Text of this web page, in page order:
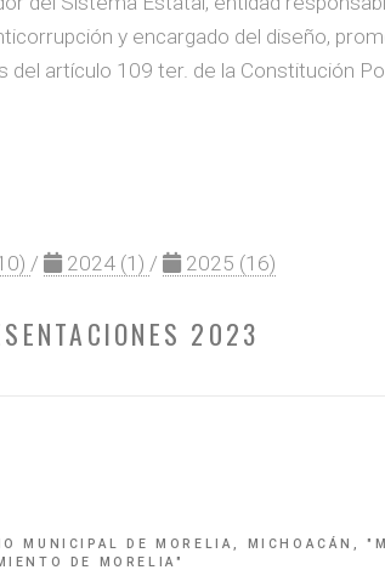
y encargado del diseño,
del artículo 109 ter. de la Constitución
/ 2024 (1) / 2025 (16)
2023
MUNICIPAL DE MORELIA, MICHOACÁN,
DE MORELIA"